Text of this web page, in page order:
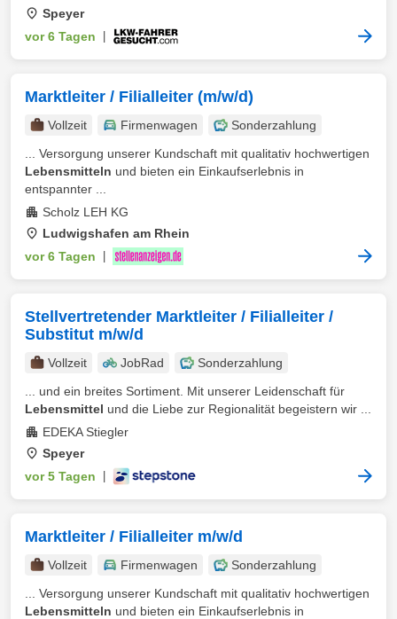
Speyer
vor 6 Tagen
Marktleiter / Filialleiter (m/w/d)
Vollzeit Firmenwagen
Sonderzahlung
... Versorgung unserer Kundschaft mit qualitativ hochwertigen
Lebensmitteln und bieten ein Einkaufserlebnis in
entspannter ...
Scholz LEH KG
Ludwigshafen am Rhein
vor 6 Tagen
Stellvertretender Marktleiter / Filialleiter /
Substitut m/w/d
Vollzeit JobRad
Sonderzahlung
... und ein breites Sortiment. Mit unserer Leidenschaft für
Lebensmittel und die Liebe zur Regionalität begeistern wir ...
EDEKA Stiegler
Speyer
vor 5 Tagen
Marktleiter / Filialleiter m/w/d
Vollzeit Firmenwagen
Sonderzahlung
... Versorgung unserer Kundschaft mit qualitativ hochwertigen
Lebensmitteln und bieten ein Einkaufserlebnis in